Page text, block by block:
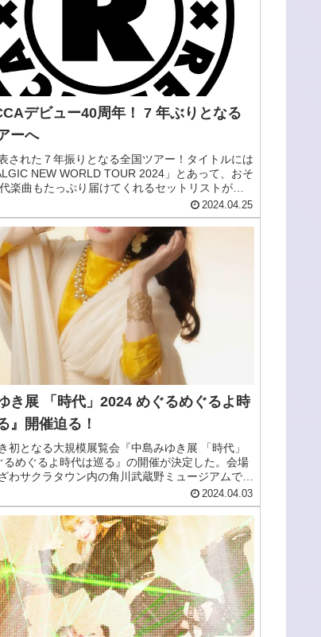
ビュー40周年！ 7 年ぶりとなる
ーへ
された７年振りとなる全国ツアー！タイトルには
NEW WORLD TOUR 2024」とあって、おそ
楽曲もたっぷり届けてくれるセットリストが用
なわけなので、新たなREBECCAの勇姿を
るのは間違いない。
2024.04.25
き展 「時代」2024 めぐるめぐるよ時
』開催迫る！
初となる大規模展覧会『中島みゆき展 「時代」
るめぐるよ時代は巡る』の開催が決定した。会場
わサクラタウン内の角川武蔵野ミュージアムで4
り開催される。会期は2024年4月20日(土)～6月23
4月分のチケットはすでに発売中だ。
2024.04.03